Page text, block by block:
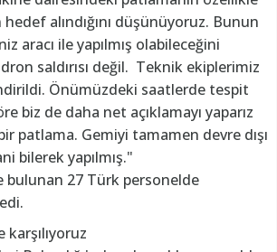
alındığını düşünüyoruz. Bunun
aracı ile yapılmış olabileceğini
saldırısı değil. Teknik ekiplerimiz
Önümüzdeki saatlerde tespit
biz de daha net açıklamayı yaparız
patlama. Gemiyi tamamen devre dışı
bilerek yapılmış."
bulunan 27 Türk personelde
karşılıyoruz